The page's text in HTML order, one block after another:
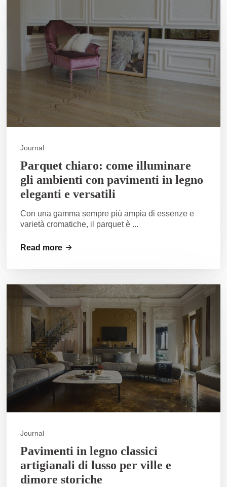
Journal
Parquet chiaro: come illuminare
gli ambienti con pavimenti in legno
eleganti e versatili
Con una gamma sempre più ampia di essenze e
varietà cromatiche, il parquet è ...
Read more
Journal
Pavimenti in legno classici
artigianali di lusso per ville e
dimore storiche